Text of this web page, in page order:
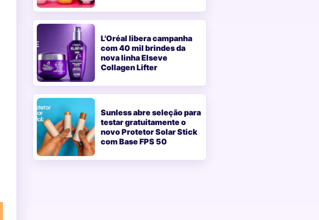
L'Oréal libera campanha
com 40 mil brindes da
nova linha Elseve
Collagen Lifter
Sunless abre seleção para
testar gratuitamente o
novo Protetor Solar Stick
com Base FPS 50